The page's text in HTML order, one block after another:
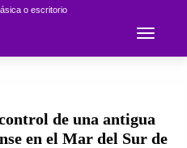
o escritorio
Toggle
de una antigua
en el Mar del Sur de